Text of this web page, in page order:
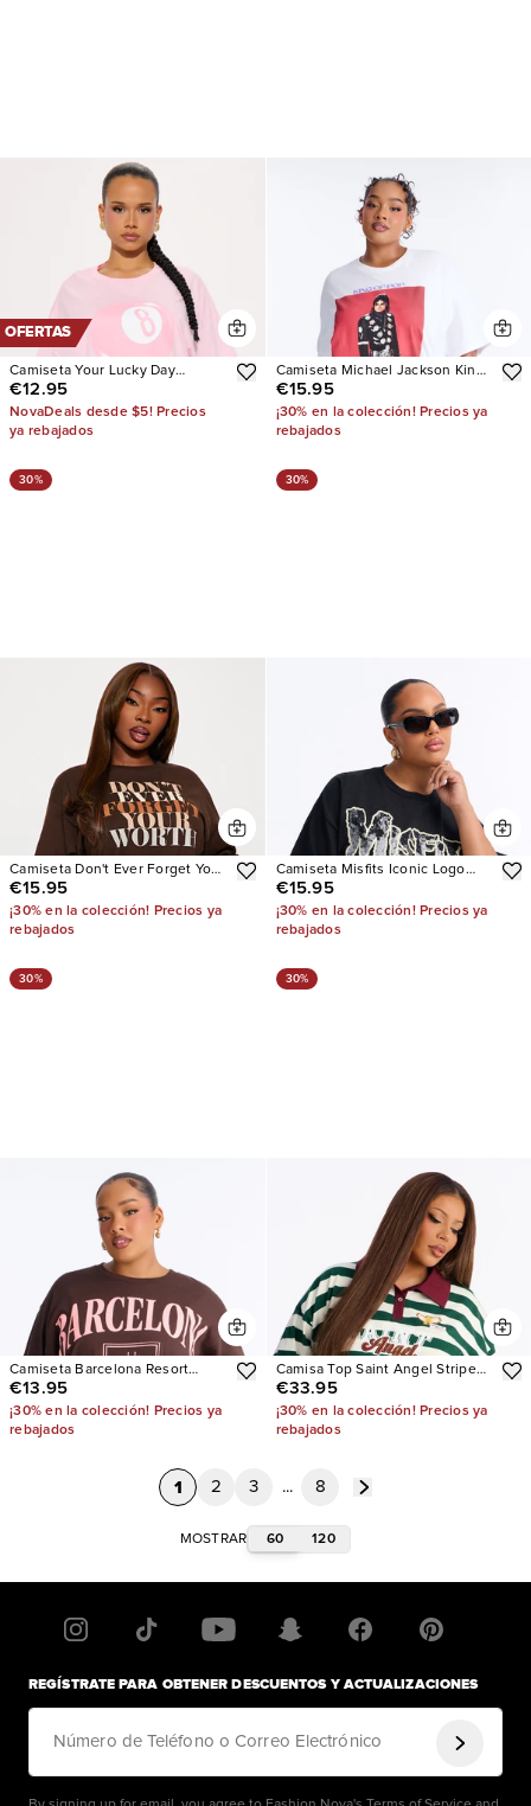
OFERTAS
Camiseta Your Lucky Day
Oversized
€12.95
NovaDeals desde $5! Precios
ya rebajados
Camiseta Michael Jackson King
Of Pop Oversized
€15.95
¡30% en la colección! Precios ya
rebajados
30%
Camiseta Don't Ever Forget Your
Worth Crew Neck
€15.95
¡30% en la colección! Precios ya
rebajados
30%
Camiseta Misfits Iconic Logo
Oversized
€15.95
¡30% en la colección! Precios ya
rebajados
30%
Camiseta Barcelona Resort
Oversized
€13.95
¡30% en la colección! Precios ya
rebajados
30%
Camisa Top Saint Angel Striped
Polo
€33.95
¡30% en la colección! Precios ya
rebajados
1 2 3 ... 8
MOSTRAR 60 120
REGÍSTRATE PARA OBTENER DESCUENTOS Y ACTUALIZACIONES
Número de Teléfono o Correo Electrónico